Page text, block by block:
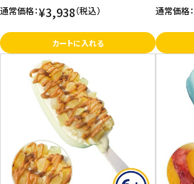
通常価格：¥3,938（税込）
カートに入れる
通常価格：